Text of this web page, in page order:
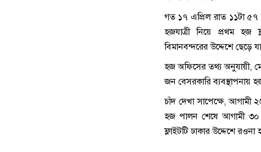
গত ১৭ এপ্রিল রাত ১১টা ৫৭
হজযাত্রী নিয়ে প্রথম হজ
বিমানবন্দরের উদ্দেশে ছেড়ে
হজ অফিসের তথ্য অনুযায়ী,
জন বেসরকারি ব্যবস্থাপনায়
চাঁদ দেখা সাপেক্ষে,
হজ পালন শেষে আগামী ৩০
ফ্লাইটটি ঢাকার উদ্দেশে রওনা